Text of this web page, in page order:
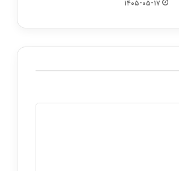
۱۴۰۵-۰۵-۱۷